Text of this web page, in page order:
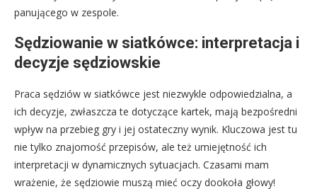
panującego w zespole.
Sędziowanie w siatkówce: interpretacja i
decyzje sędziowskie
Praca sędziów w siatkówce jest niezwykle odpowiedzialna, a
ich decyzje, zwłaszcza te dotyczące kartek, mają bezpośredni
wpływ na przebieg gry i jej ostateczny wynik. Kluczowa jest tu
nie tylko znajomość przepisów, ale też umiejętność ich
interpretacji w dynamicznych sytuacjach. Czasami mam
wrażenie, że sędziowie muszą mieć oczy dookoła głowy!